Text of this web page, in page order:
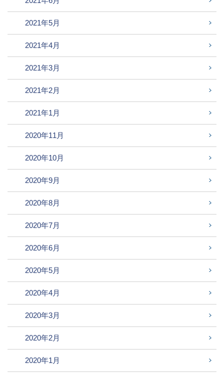
2021年5月
2021年4月
2021年3月
2021年2月
2021年1月
2020年11月
2020年10月
2020年9月
2020年8月
2020年7月
2020年6月
2020年5月
2020年4月
2020年3月
2020年2月
2020年1月